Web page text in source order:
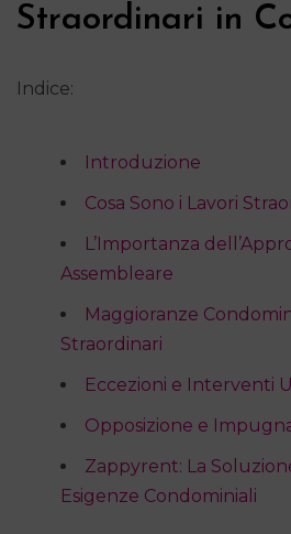
Straordinari in
Indice:
Introduzione
Cosa Sono i Lavori
L’Importanza
Assembleare
Maggioranze
Straordinari
Eccezioni e Interventi
Opposizione e
Zappyrent: La
Esigenze Condominiali